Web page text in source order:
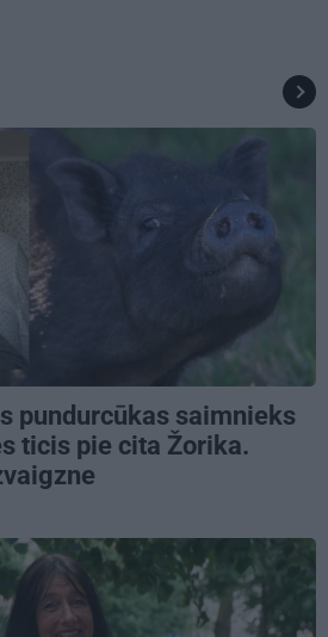
pundurcūkas saimnieks
ticis pie cita Žorika.